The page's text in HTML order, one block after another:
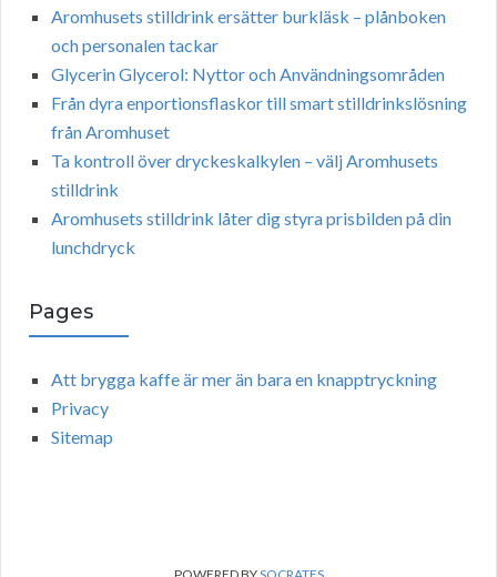
Aromhusets stilldrink ersätter burkläsk – plånboken
och personalen tackar
Glycerin Glycerol: Nyttor och Användningsområden
Från dyra enportionsflaskor till smart stilldrinkslösning
från Aromhuset
Ta kontroll över dryckeskalkylen – välj Aromhusets
stilldrink
Aromhusets stilldrink låter dig styra prisbilden på din
lunchdryck
Pages
Att brygga kaffe är mer än bara en knapptryckning
Privacy
Sitemap